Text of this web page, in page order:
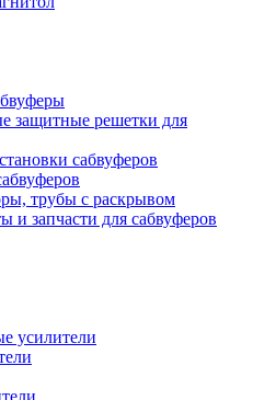
защитные решетки для
сабвуферов
трубы с раскрывом
и запчасти для сабвуферов
усилители